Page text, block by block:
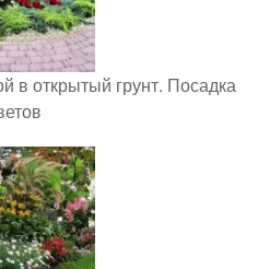
в открытый грунт. Посадка